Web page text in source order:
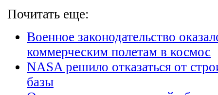
Почитать еще:
Военное законодательство
коммерческим полетам в космос
NASA решило отказаться от
базы